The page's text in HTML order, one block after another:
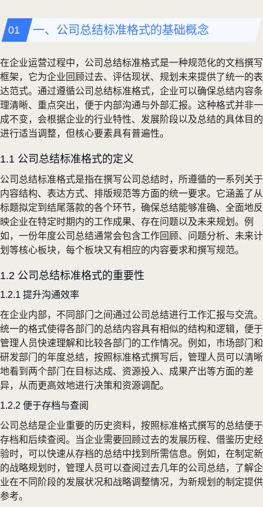
一、公司总结标准格式的基础概念
在企业运营过程中，公司总结标准格式是一种规范化的文档撰写
框架，它为企业回顾过去、评估现状、规划未来提供了统一的表
达范式。通过遵循公司总结标准格式，企业可以确保总结内容条
理清晰、重点突出，便于内部沟通与外部汇报。这种格式并非一
成不变，会根据企业的行业特性、发展阶段以及总结的具体目的
进行适当调整，但核心要素具有普遍性。
1.1 公司总结标准格式的定义
公司总结标准格式是指在撰写公司总结时，所遵循的一系列关于
内容结构、表达方式、排版规范等方面的统一要求。它涵盖了从
标题拟定到结尾落款的各个环节，确保总结能够准确、全面地反
映企业在特定时期内的工作成果、存在问题以及未来规划。例
如，一份年度公司总结通常会包含工作回顾、问题分析、未来计
划等核心板块，每个板块又有相应的内容要求和撰写规范。
1.2 公司总结标准格式的重要性
1.2.1 提升沟通效率
在企业内部，不同部门之间通过公司总结进行工作汇报与交流。
统一的格式使得各部门的总结内容具有相似的结构和逻辑，便于
管理人员快速理解和比较各部门的工作情况。例如，市场部门和
研发部门的年度总结，按照标准格式撰写后，管理人员可以清晰
地看到两个部门在目标达成、资源投入、成果产出等方面的差
异，从而更高效地进行决策和资源调配。
1.2.2 便于存档与查阅
公司总结是企业重要的历史资料，按照标准格式撰写的总结便于
存档和后续查阅。当企业需要回顾过去的发展历程、借鉴历史经
验时，可以快速从存档的总结中找到所需信息。例如，在制定新
的战略规划时，管理人员可以查阅过去几年的公司总结，了解企
业在不同阶段的发展状况和战略调整情况，为新规划的制定提供
参考。